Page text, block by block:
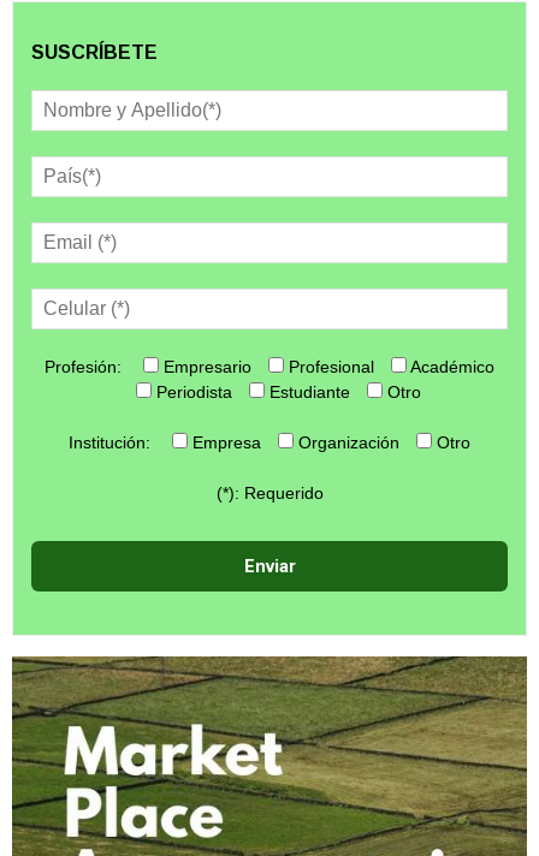
SUSCRÍBETE
Profesión: Empresario Profesional
Académico
Periodista
Estudiante Otro
Institución: Empresa Organización Otro
(*): Requerido